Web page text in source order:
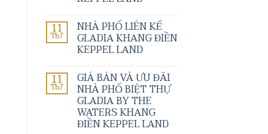
11
Th7
NHÀ PHỐ LIÊN KẾ
GLADIA KHANG ĐIỀN
KEPPEL LAND
11
Th7
GIÁ BÁN VÀ ƯU ĐÃI
NHÀ PHỐ BIỆT THỰ
GLADIA BY THE
WATERS KHANG
ĐIỀN KEPPEL LAND